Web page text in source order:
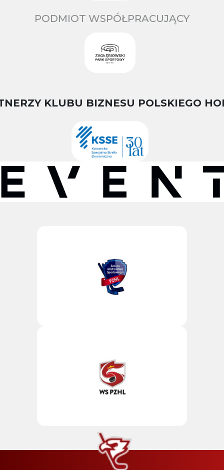
PODMIOT WSPÓŁPRACUJĄCY
KLUBU BIZNESU POLSKIEGO